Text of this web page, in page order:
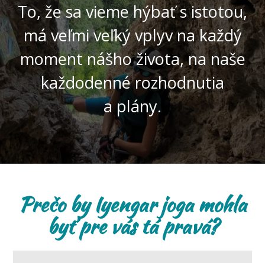
To, že sa vieme hýbať s istotou,
má veľmi veľký vplyv na každý
moment nášho života, na naše
každodenné rozhodnutia
a plány.
Prečo by Iyengar joga mohla
byť pre vás tá pravá?